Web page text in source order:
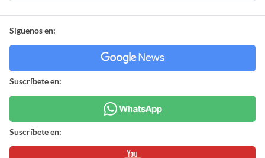
Síguenos en:
Suscríbete en:
Suscríbete en: